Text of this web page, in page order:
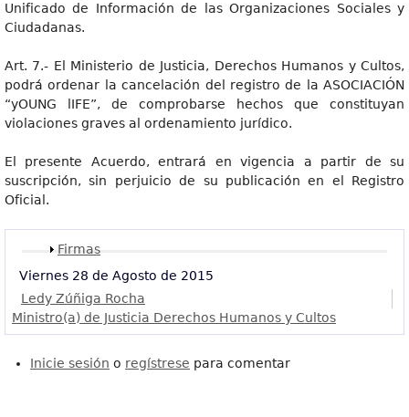
Unificado de Información de las Organizaciones Sociales y
Ciudadanas.
Art. 7.- El Ministerio de Justicia, Derechos Humanos y Cultos,
podrá ordenar la cancelación del registro de la ASOCIACIÓN
“yOUNG lIFE”, de comprobarse hechos que constituyan
violaciones graves al ordenamiento jurídico.
El presente Acuerdo, entrará en vigencia a partir de su
suscripción, sin perjuicio de su publicación en el Registro
Oficial.
Mostrar
Firmas
Viernes 28 de Agosto de 2015
Ledy Zúñiga Rocha
Ministro(a) de Justicia Derechos Humanos y Cultos
Inicie sesión o regístrese para comentar